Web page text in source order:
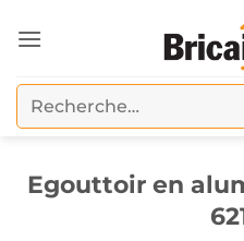
au
Recherche
pour :
Egouttoir en